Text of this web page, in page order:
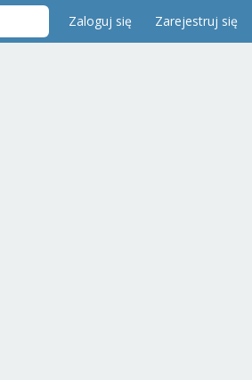
Zaloguj się Zarejestruj się